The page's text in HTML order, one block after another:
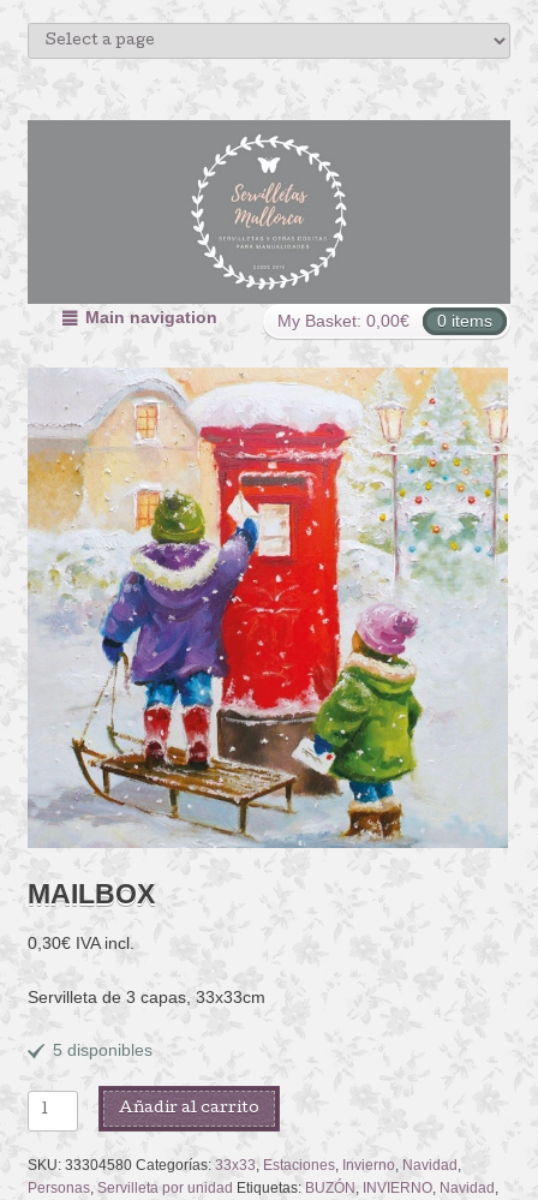
My Basket: 0,00€ 0 items
Main navigation
MAILBOX
0,30€ IVA incl.
Servilleta de 3 capas, 33x33cm
5 disponibles
MAILBOX
cantidad
Añadir al carrito
SKU: 33304580 Categorías: 33x33 Estaciones, Invierno, Navidad
Personas, Servilleta por unidad Etiquetas: BUZÓN INVIERNO, Navidad